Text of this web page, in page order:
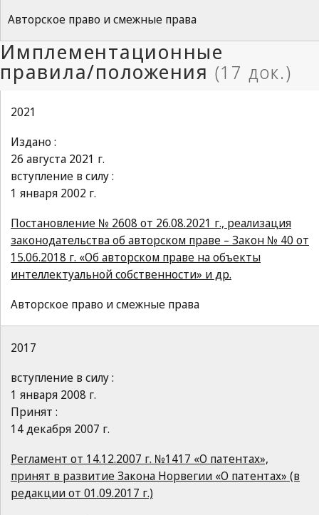
Авторское право и смежные права
2021
Издано :
26 августа 2021 г.
вступление в силу :
1 января 2002 г.
Постановление № 2608 от 26.08.2021 г., реализация
законодательства об авторском праве – Закон № 40 от
15.06.2018 г. «Об авторском праве на объекты
интеллектуальной собственности» и др.
Авторское право и смежные права
2017
вступление в силу :
1 января 2008 г.
Принят :
14 декабря 2007 г.
Регламент от 14.12.2007 г. №1417 «О патентах»,
принят в развитие Закона Норвегии «О патентах» (в
редакции от 01.09.2017 г.)